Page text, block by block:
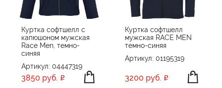
James Harvest
Molti
Sols
Stan
Textile
ЦВЕТ
МАТЕРИАЛ
ПОЛИЭСТЕР, ЭЛАСТАН ФЛИС, ПОЛИЭСТЕР
Куртка софтшелл с
капюшоном мужская
Race Men, темно-
синяя
Артикул: 04447319
3850 руб.
Куртка софтшелл
мужская RACE MEN
темно-синяя
Артикул: 01195319
3200 руб.